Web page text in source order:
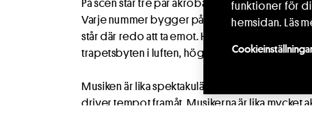
funktioner för
hemsidan.Läs
Cookieinställningar
På scen står tre par akrobater som tillsammans
Varje nummer bygger på att någon vågar falla,
står där redo att ta emot. Här möts hårresande
trapetsbyten i luften, höga linor,
Musiken är lika spektakulär. En våghalsig
driver tempot framåt. Musikerna är lika mycket